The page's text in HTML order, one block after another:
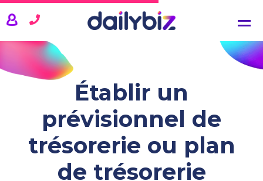
NOS SOLUTIONS
CRM
Gestion de projets
TARIFS
ACTUALITÉS
QUI SOMMES-NOUS ?
Établir un
prévisionnel de
trésorerie ou plan
de trésorerie